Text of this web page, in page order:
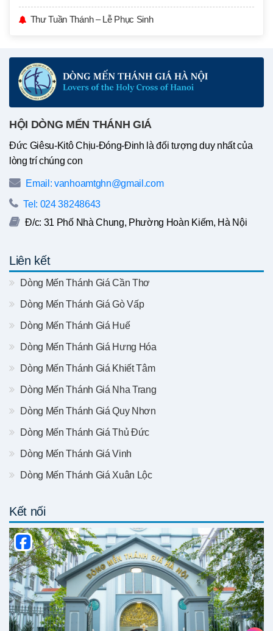
Thư Tuần Thánh – Lễ Phục Sinh
HỘI DÒNG MẾN THÁNH GIÁ
Đức Giêsu-Kitô Chịu-Đóng-Đinh là đối tượng duy nhất của
lòng trí chúng con
Email: vanhoamtghn@gmail.com
Tel: 024 38248643
Đ/c: 31 Phố Nhà Chung, Phường Hoàn Kiếm, Hà Nội
Liên kết
Dòng Mến Thánh Giá Cần Thơ
Dòng Mến Thánh Giá Gò Vấp
Dòng Mến Thánh Giá Huế
Dòng Mến Thánh Giá Hưng Hóa
Dòng Mến Thánh Giá Khiết Tâm
Dòng Mến Thánh Giá Nha Trang
Dòng Mến Thánh Giá Quy Nhơn
Dòng Mến Thánh Giá Thủ Đức
Dòng Mến Thánh Giá Vinh
Dòng Mến Thánh Giá Xuân Lộc
Kết nối